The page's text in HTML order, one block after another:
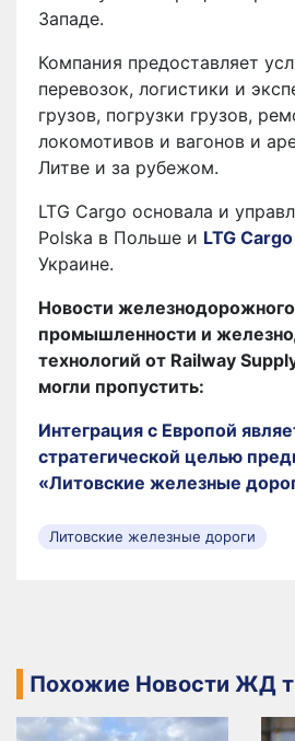
Западе.
Компания предоставляет
перевозок, логистики и
грузов, погрузки грузов,
локомотивов и вагонов и
Литве и за рубежом.
LTG Cargo основала и
Polska в Польше и LTG
Украине.
Новости железнодорожного
промышленности и
технологий от Railway
могли пропустить:
Интеграция с Европой
стратегической целью
«Литовские железные
Литовские железные дороги
Похожие Новости ЖД